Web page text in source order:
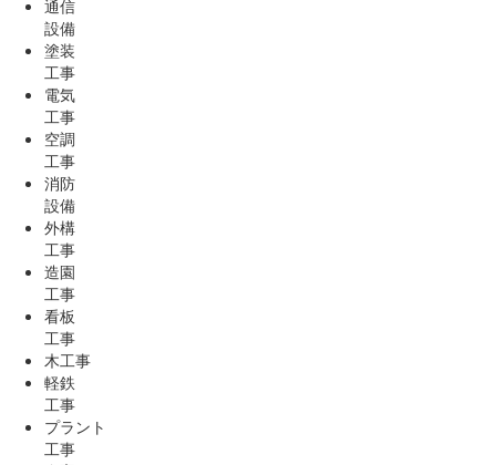
通信
設備
塗装
工事
電気
工事
空調
工事
消防
設備
外構
工事
造園
工事
看板
工事
木工事
軽鉄
工事
プラント
工事